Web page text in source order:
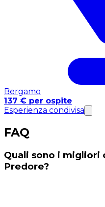
Bergamo
137 € per ospite
Esperienza condivisa
FAQ
Quali sono i migliori
Predore?